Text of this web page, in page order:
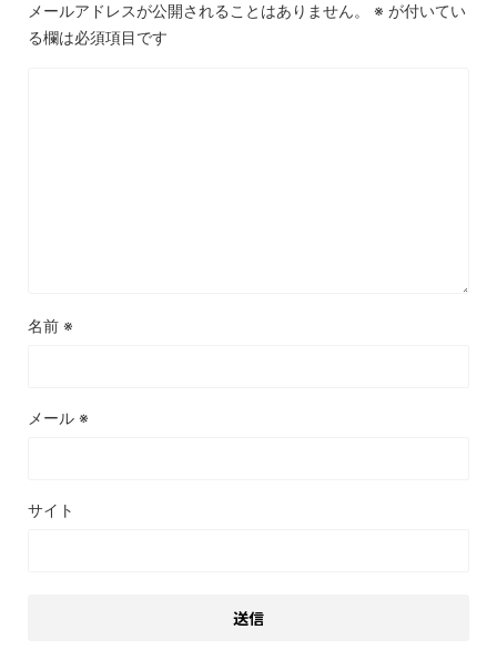
メールアドレスが公開されることはありません。 ※ が付いてい
る欄は必須項目です
名前 ※
メール ※
サイト